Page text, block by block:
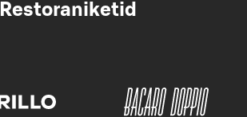
Restoraniketid